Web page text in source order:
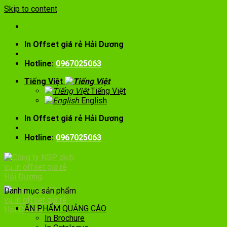
Skip to content
In Offset giá rẻ Hải Dương
Hotline: 0967025063
Tiếng Việt
Tiếng Việt
English
In Offset giá rẻ Hải Dương
Hotline: 0967025063
Danh mục sản phẩm
ẤN PHẨM QUẢNG CÁO
In Brochure